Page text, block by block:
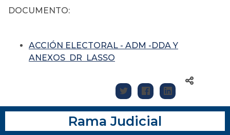
DOCUMENTO:
ACCIÓN ELECTORAL - ADM -DDA Y
ANEXOS DR LASSO
Rama Judicial